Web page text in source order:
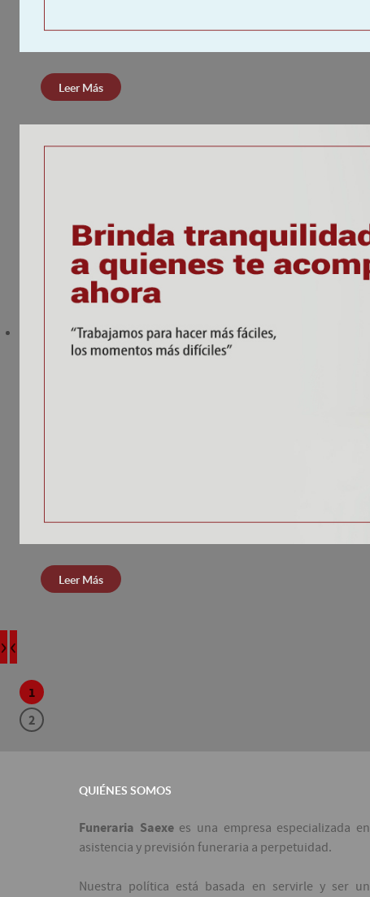
Leer Más
Leer Más
›‹
1
2
QUIÉNES SOMOS
Funeraria Saexees una empresa especializada en
asistencia y previsión funeraria a perpetuidad.
Nuestra política está basada en servirle y ser un